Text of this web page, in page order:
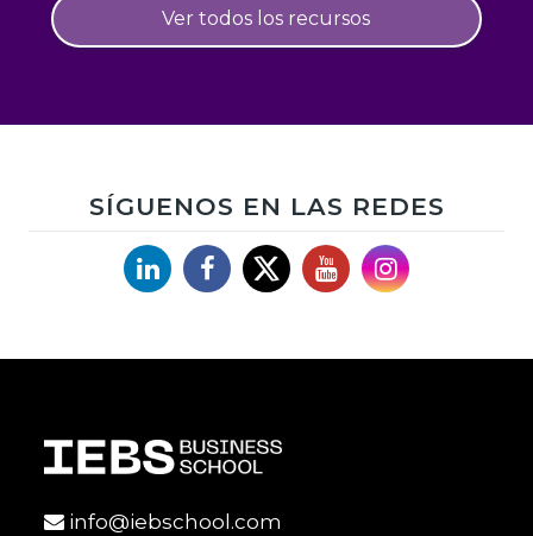
Ver todos los recursos
SÍGUENOS EN LAS REDES
LinkedinFacebook
X YouTubeInstagram
info@iebschool.com